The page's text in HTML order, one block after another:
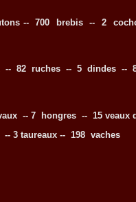
-- 700 brebis -- 2
-- 82 ruches -- 5 dindes --
-- 7 hongres -- 15 veaux
3 taureaux -- 198 vaches